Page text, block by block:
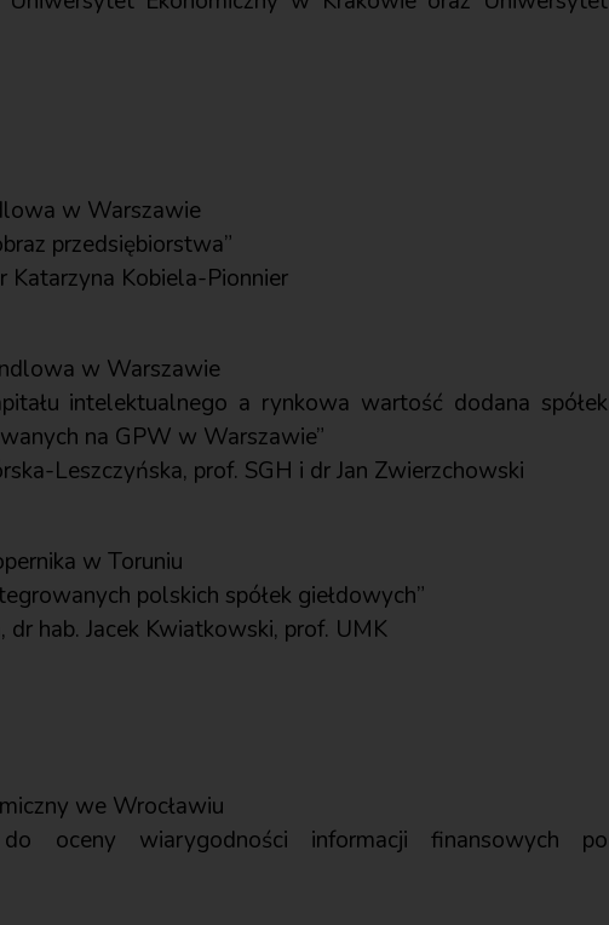
w Warszawie
przedsiębiorstwa”
Katarzyna Kobiela-Pionnier
w Warszawie
intelektualnego a rynkowa wartość dodana spółek
na GPW w Warszawie”
Leszczyńska, prof. SGH i dr Jan Zwierzchowski
w Toruniu
polskich spółek giełdowych”
hab. Jacek Kwiatkowski, prof. UMK
we Wrocławiu
oceny wiarygodności informacji finansowych po